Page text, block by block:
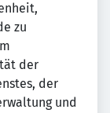
zu
der
der
und